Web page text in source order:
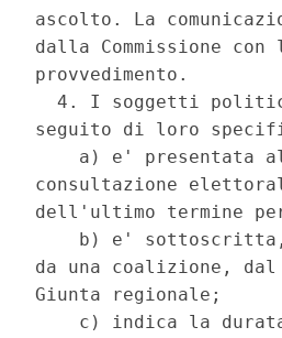
ascolto. La
dalla Commissione
provvedimento.
4. I soggetti
seguito di loro
a) e' presentata
consultazione
dell'ultimo termine
b) e'
da una coalizione,
Giunta regionale;
c) indica la